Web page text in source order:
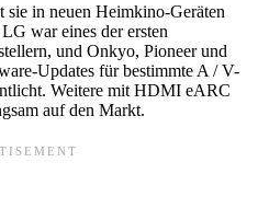
sie in neuen Heimkino-Geräten
war eines der ersten
und Onkyo, Pioneer und
Updates für bestimmte A / V-
Weitere mit HDMI eARC
auf den Markt.